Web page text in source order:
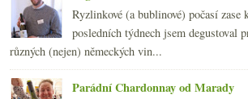
►ledna (24)
►2007(108)
Ryzlinkové (a bublinové) počasí zase
posledních týdnech jsem degustoval
různých (nejen) německých vin...
Parádní Chardonnay od Marady